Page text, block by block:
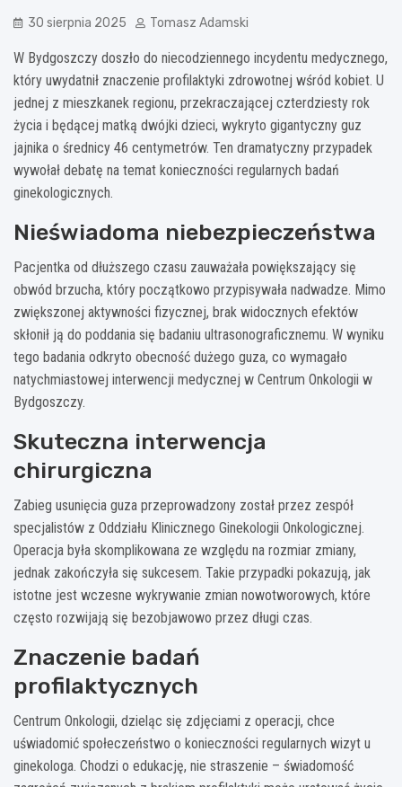
30 sierpnia 2025 Tomasz Adamski
W Bydgoszczy doszło do niecodziennego incydentu medycznego,
który uwydatnił znaczenie profilaktyki zdrowotnej wśród kobiet. U
jednej z mieszkanek regionu, przekraczającej czterdziesty rok
życia i będącej matką dwójki dzieci, wykryto gigantyczny guz
jajnika o średnicy 46 centymetrów. Ten dramatyczny przypadek
wywołał debatę na temat konieczności regularnych badań
ginekologicznych.
Nieświadoma niebezpieczeństwa
Pacjentka od dłuższego czasu zauważała powiększający się
obwód brzucha, który początkowo przypisywała nadwadze. Mimo
zwiększonej aktywności fizycznej, brak widocznych efektów
skłonił ją do poddania się badaniu ultrasonograficznemu. W wyniku
tego badania odkryto obecność dużego guza, co wymagało
natychmiastowej interwencji medycznej w Centrum Onkologii w
Bydgoszczy.
Skuteczna interwencja
chirurgiczna
Zabieg usunięcia guza przeprowadzony został przez zespół
specjalistów z Oddziału Klinicznego Ginekologii Onkologicznej.
Operacja była skomplikowana ze względu na rozmiar zmiany,
jednak zakończyła się sukcesem. Takie przypadki pokazują, jak
istotne jest wczesne wykrywanie zmian nowotworowych, które
często rozwijają się bezobjawowo przez długi czas.
Znaczenie badań
profilaktycznych
Centrum Onkologii, dzieląc się zdjęciami z operacji, chce
uświadomić społeczeństwo o konieczności regularnych wizyt u
ginekologa. Chodzi o edukację, nie straszenie – świadomość